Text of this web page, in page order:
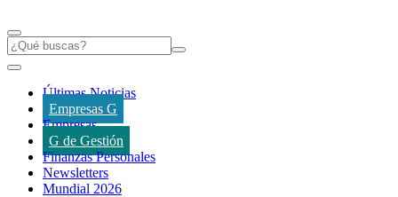
Últimas Noticias
Empresas G
Empresas
G de Gestión
Finanzas Personales
Newsletters
Mundial 2026